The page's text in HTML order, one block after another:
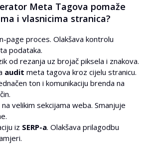
Meta Tagova pomaže
i vlasnicima stranica?
page proces. Olakšava kontrolu
podataka.
od rezanja uz brojač piksela i znakova.
audit meta tagova kroz cijelu stranicu.
ton i komunikaciju brenda na
velikim sekcijama weba. Smanjuje
iz SERP-a. Olakšava prilagodbu